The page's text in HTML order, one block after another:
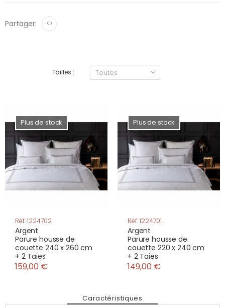
Partager: <>
Tailles :
Plus de stock
Réf: 1224702
Argent
Parure housse de
couette 240 x 260 cm
+ 2 Taies
159,00 €
Plus de stock
Réf: 1224701
Argent
Parure housse de
couette 220 x 240 cm
+ 2 Taies
149,00 €
Caractéristiques